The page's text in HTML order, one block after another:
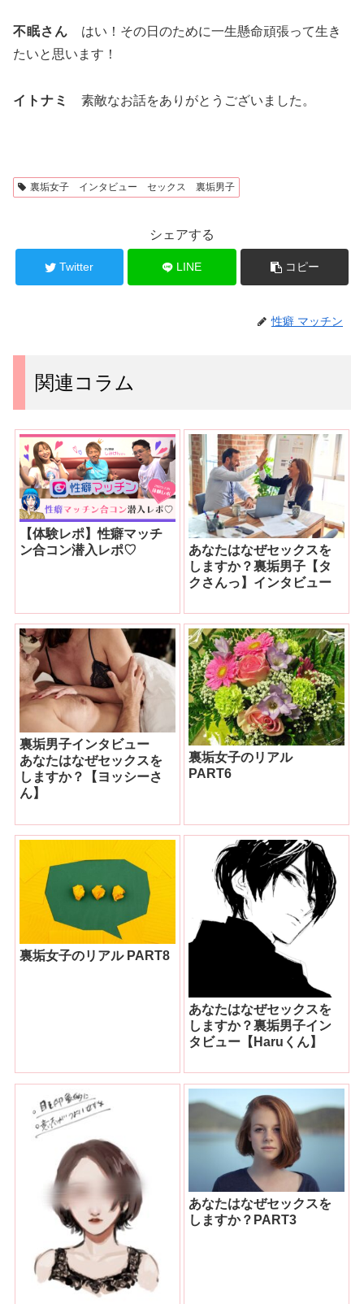
不眠さん はい！その日のために一生懸命頑張って生き
たいと思います！
イトナミ 素敵なお話をありがとうございました。
裏垢女子 インタビュー セックス 裏垢男子
シェアする
Twitter LINE コピー
性癖 マッチン
関連コラム
【体験レポ】性癖マッチ
ン合コン潜入レポ♡
あなたはなぜセックスを
しますか？裏垢男子【タ
クさんっ】インタビュー
裏垢男子インタビュー
あなたはなぜセックスを
しますか？【ヨッシーさ
ん】
裏垢女子のリアル
PART6
裏垢女子のリアル PART8
あなたはなぜセックスを
しますか？裏垢男子イン
タビュー【Haruくん】
あなたはなぜセックスを
しますか？PART3